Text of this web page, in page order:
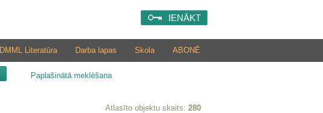
IENĀKT
ABONĒ
Skola
Darba lapas
DMML Literatūra
Paplašinātā meklēšana
Atlasīto objektu skaits: 280